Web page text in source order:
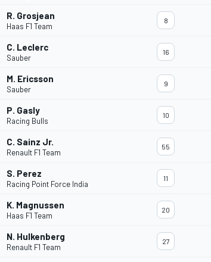
R. Grosjean
Haas F1 Team
8
C. Leclerc
Sauber
16
M. Ericsson
Sauber
9
P. Gasly
Racing Bulls
10
C. Sainz Jr.
Renault F1 Team
55
S. Perez
Racing Point Force India
11
K. Magnussen
Haas F1 Team
20
N. Hulkenberg
Renault F1 Team
27